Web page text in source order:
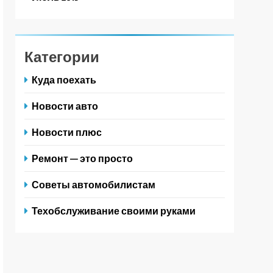
Категории
Куда поехать
Новости авто
Новости плюс
Ремонт — это просто
Советы автомобилистам
Техобслуживание своими руками